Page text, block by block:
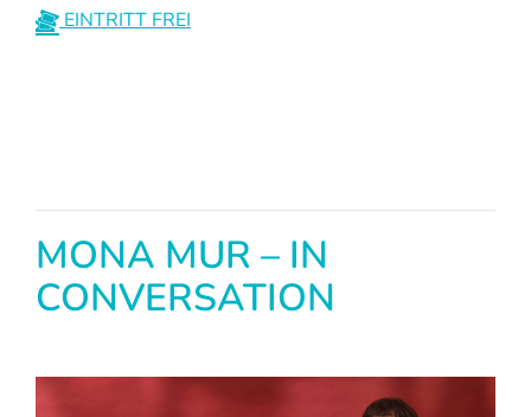
EINTRITT FREI
MONA MUR – IN
CONVERSATION